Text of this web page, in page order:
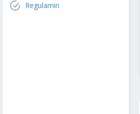
Regulamin